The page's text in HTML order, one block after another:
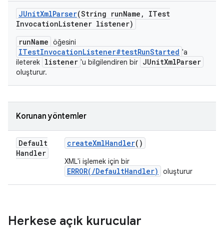
JUnitXmlParser(String runName ,
ITest
InvocationListener listener)
runName öğesini
ITestInvocationListener#testRunStarted 'a
ileterek listener 'u bilgilendiren bir JUnitXmlParser
oluşturur.
Korunan yöntemler
Default
Handler
createXmlHandler()
XML'i işlemek için bir
ERROR(/DefaultHandler) oluşturur
Herkese açık kurucular